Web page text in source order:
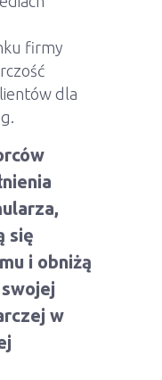
firmy
dla
się
i obniżą
w